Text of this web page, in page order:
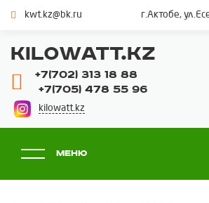
kwt.kz@bk.ru г.Актобе,
KILOWATT.KZ
+7(702) 313 18 88
+7(705) 478 55 96
kilowatt.kz
Меню